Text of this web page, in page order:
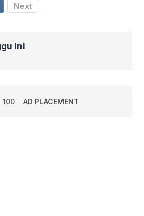
Next
Ini
AD PLACEMENT